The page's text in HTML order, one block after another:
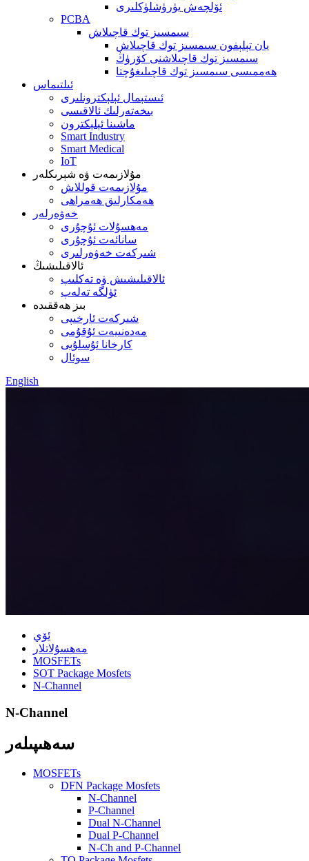
ئۆلچەش يۈرۈشلۈكلىرى
PCBA
سىمسىز توك قاچىلاش
يان تېلېفون سىمسىز توك قاچىلاش
سىمسىز توك قاچىلاشنى كۆرۈڭ
ھەممىسى سىمسىز توك قاچىلىغۇچتا
ئىلتىماس
ئىستېمال ئېلېكترونلىرى
بىخەتەرلىك ئالاقىسى
ماشىنا ئېلېكترون
Smart Industry
Smart Medical
IoT
مۇلازىمەت ۋە شېرىكلەر
مۇلازىمەت قوللاش
ھەمكارلىق ھەمراھى
خەۋەرلەر
مەھسۇلات ئۇچۇرى
سانائەت ئۇچۇرى
شىركەت خەۋەرلىرى
ئالاقىلىشىڭ
ئالاقىلىشىش ۋە تەكلىپ
ئۈلگە تەلەپ
بىز ھەققىدە
شىركەت ئارخىپى
مەدەنىيەت ئۇقۇمى
كارخانا ئۇسلۇبى
سوئال
English
ئۆي
مەھسۇلاتلار
MOSFETs
SOT Package Mosfets
N-Channel
N-Channel
سەھىپىلەر
MOSFETs
DFN Package Mosfets
N-Channel
P-Channel
Dual N-Channel
Dual P-Channel
N-Ch and P-Channel